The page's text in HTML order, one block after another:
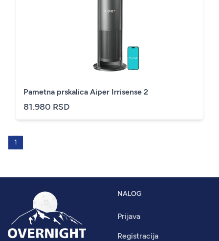
Pametna prskalica Aiper Irrisense 2
81.980 RSD
1
NALOG
Prijava
Registracija